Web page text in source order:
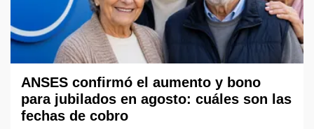
ANSES confirmó el aumento y bono
para jubilados en agosto: cuáles son las
fechas de cobro